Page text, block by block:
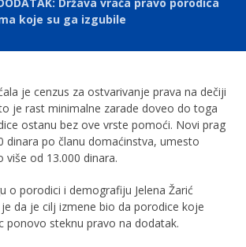
koje su ga izgubile
je cenzus za ostvarivanje prava na dečiji
je rast minimalne zarade doveo do toga
ostanu bez ove vrste pomoći. Novi prag
dinara po članu domaćinstva, umesto
više od 13.000 dinara.
o porodici i demografiju Jelena Žarić
da je cilj izmene bio da porodice koje
ponovo steknu pravo na dodatak.